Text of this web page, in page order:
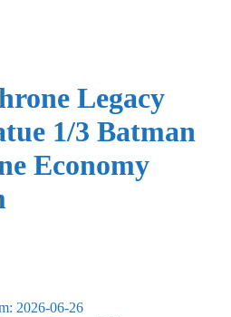
Legacy
1/3 Batman
Economy
2026-06-26